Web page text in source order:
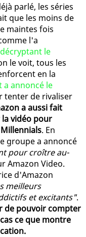
parlé, les séries
que les moins de
maintes fois
l'a
le
le voit, tous les
en la
a annoncé le
tenter de rivaliser
a aussi fait
vidéo pour
. En
groupe a annoncé
pour croître au-
Amazon Video.
d'Amazon
meilleurs
et excitants".
de pouvoir compter
ce que montre